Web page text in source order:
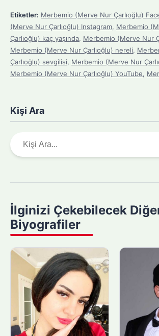
Etiketler: Merbemio (Merve Nur Çarlıoğlu)
(Merve Nur Çarlıoğlu) Instagram, Merbemio
Çarlıoğlu) kaç yaşında, Merbemio (Merve Nur
Merbemio (Merve Nur Çarlıoğlu) nereli,
Çarlıoğlu) sevgilisi, Merbemio (Merve Nur
Merbemio (Merve Nur Çarlıoğlu) YouTube,
Kişi Ara
r
y
a
p
n
İlginizi Çekebilecek
Biyografiler